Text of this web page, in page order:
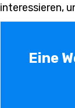
interessieren,
Eine